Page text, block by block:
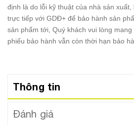
định là do lỗi kỹ thuật của nhà sản
trực tiếp với GDĐ+ để bảo hành sản
sản phẩm tới, Quý khách vui lòng
phiếu bảo hành vẫn còn thời hạn bảo
Thông tin
Đánh giá